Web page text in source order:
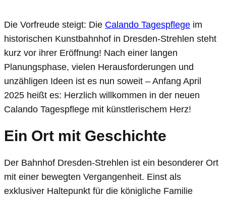
Die Vorfreude steigt: Die Calando Tagespflege im
historischen Kunstbahnhof in Dresden-Strehlen steht
kurz vor ihrer Eröffnung! Nach einer langen
Planungsphase, vielen Herausforderungen und
unzähligen Ideen ist es nun soweit – Anfang April
2025 heißt es: Herzlich willkommen in der neuen
Calando Tagespflege mit künstlerischem Herz!
Ein Ort mit Geschichte
Der Bahnhof Dresden-Strehlen ist ein besonderer Ort
mit einer bewegten Vergangenheit. Einst als
exklusiver Haltepunkt für die königliche Familie